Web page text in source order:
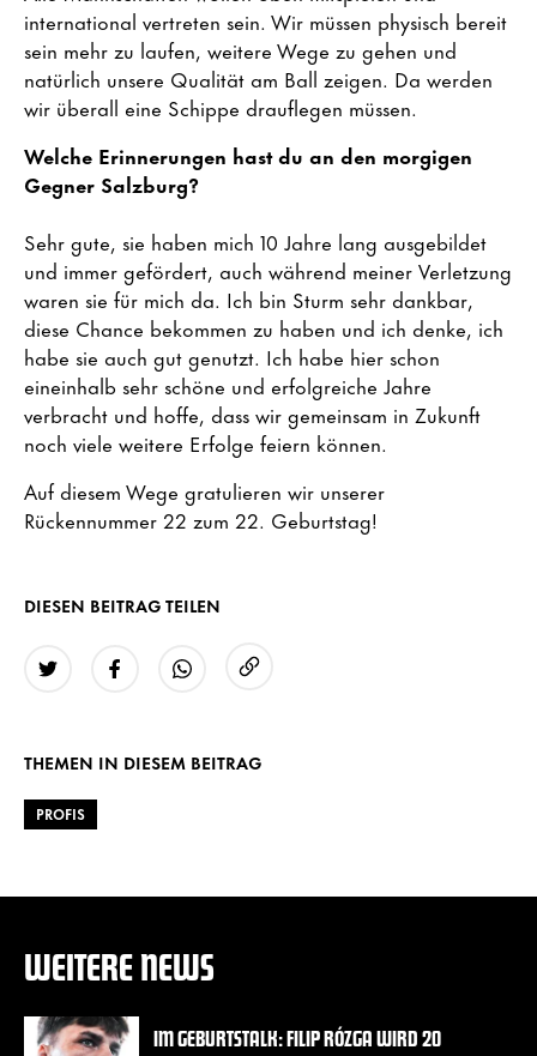
international vertreten sein. Wir müssen physisch bereit
sein mehr zu laufen, weitere Wege zu gehen und
natürlich unsere Qualität am Ball zeigen. Da werden
wir überall eine Schippe drauflegen müssen.
Welche Erinnerungen hast du an den morgigen
Gegner Salzburg?
Sehr gute, sie haben mich 10 Jahre lang ausgebildet
und immer gefördert, auch während meiner Verletzung
waren sie für mich da. Ich bin Sturm sehr dankbar,
diese Chance bekommen zu haben und ich denke, ich
habe sie auch gut genutzt. Ich habe hier schon
eineinhalb sehr schöne und erfolgreiche Jahre
verbracht und hoffe, dass wir gemeinsam in Zukunft
noch viele weitere Erfolge feiern können.
Auf diesem Wege gratulieren wir unserer
Rückennummer 22 zum 22. Geburtstag!
DIESEN BEITRAG TEILEN
THEMEN IN DIESEM BEITRAG
PROFIS
WEITERE NEWS
IM GEBURTSTALK: FILIP RÓZGA WIRD 20